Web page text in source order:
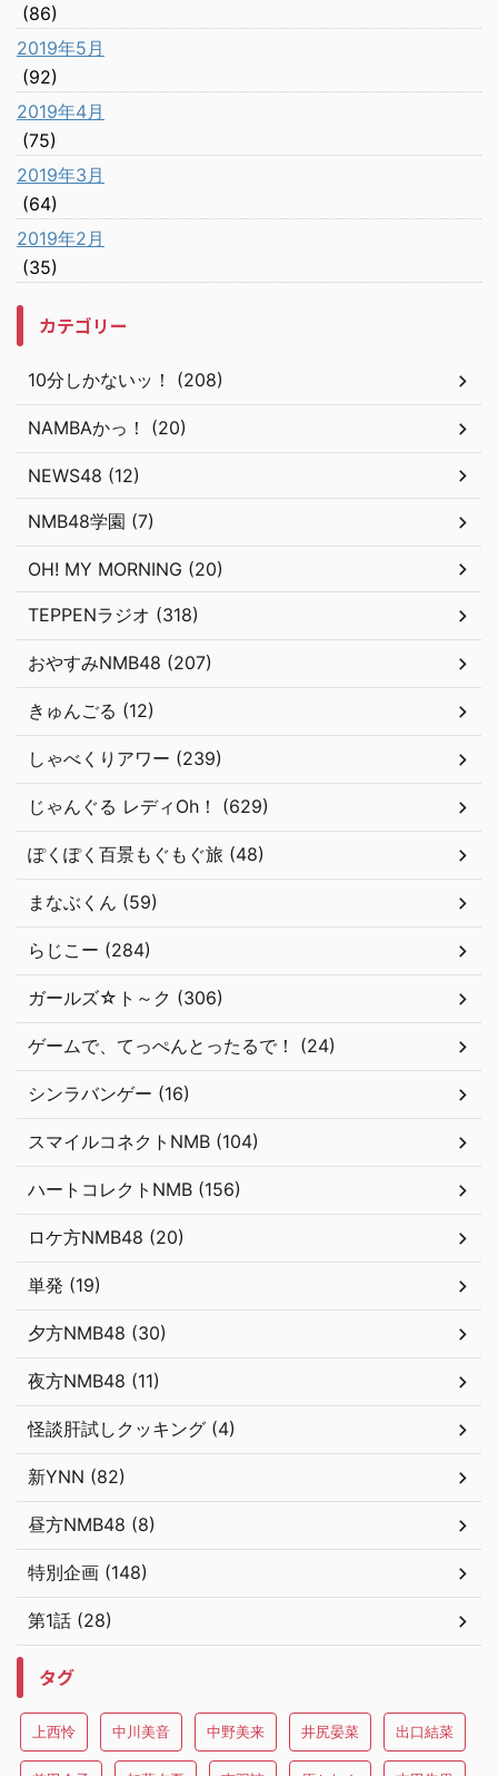
(86)
2019年5月
(92)
2019年4月
(75)
2019年3月
(64)
2019年2月
(35)
カテゴリー
10分しかないッ！ (208)
NAMBAかっ！ (20)
NEWS48 (12)
NMB48学園 (7)
OH! MY MORNING (20)
TEPPENラジオ (318)
おやすみNMB48 (207)
きゅんごる (12)
しゃべくりアワー (239)
じゃんぐる レディOh！ (629)
ぽくぽく百景もぐもぐ旅 (48)
まなぶくん (59)
らじこー (284)
ガールズ☆ト～ク (306)
ゲームで、てっぺんとったるで！ (24)
シンラバンゲー (16)
スマイルコネクトNMB (104)
ハートコレクトNMB (156)
ロケ方NMB48 (20)
単発 (19)
夕方NMB48 (30)
夜方NMB48 (11)
怪談肝試しクッキング (4)
新YNN (82)
昼方NMB48 (8)
特別企画 (148)
第1話 (28)
タグ
上西怜 中川美音 中野美来 井尻晏菜 出口結菜